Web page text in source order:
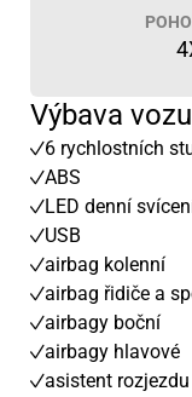
Výbava vozu
6 rychlostních
ABS
LED denní
USB
airbag kolenní
airbag řidiče a
airbagy boční
airbagy hlavové
asistent